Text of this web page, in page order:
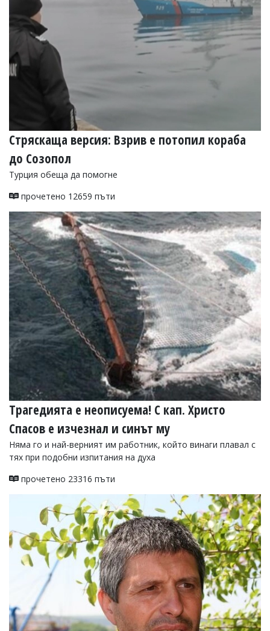
Стряскаща версия: Взрив е потопил кораба
до Созопол
Турция обеща да помогне
прочетено 12659 пъти
Трагедията е неописуема! С кап. Христо
Спасов е изчезнал и синът му
Няма го и най-верният им работник, който винаги плавал с
тях при подобни изпитания на духа
прочетено 23316 пъти